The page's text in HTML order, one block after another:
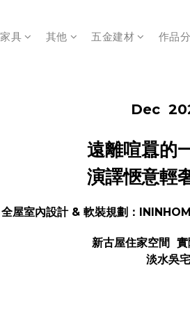
家具 其他 五金建材 作品
Dec
遠離喧囂的
演譯愜意輕
全屋室內設計 & 軟裝規劃：
新古屋住家空間
淡水吳宅